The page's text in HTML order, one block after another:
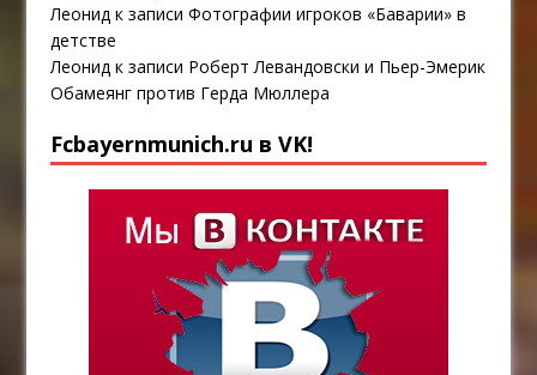
Леонид к записиФотографии игроков «Баварии» в
детстве
Леонид к записи Роберт Левандовски и Пьер-Эмерик
Обамеянг против Герда Мюллера
Fcbayernmunich.ru в VK!